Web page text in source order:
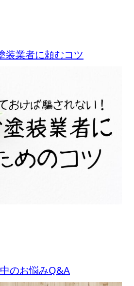
装業者に頼むコツ
のお悩みQ&A